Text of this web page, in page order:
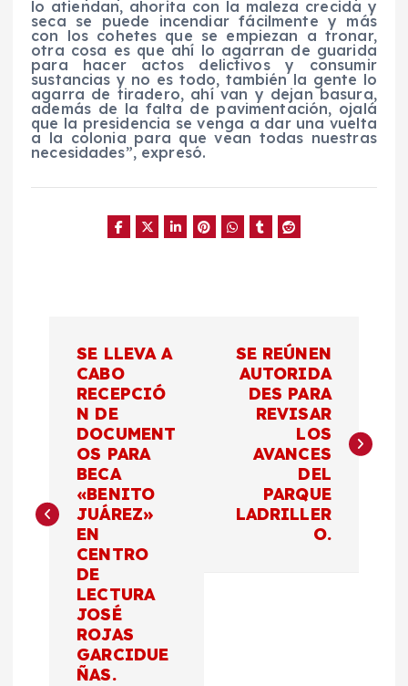
lo atiendan, ahorita con la maleza crecida y
seca se puede incendiar fácilmente y más
con los cohetes que se empiezan a tronar,
otra cosa es que ahí lo agarran de guarida
para hacer actos delictivos y consumir
sustancias y no es todo, también la gente lo
agarra de tiradero, ahí van y dejan basura,
además de la falta de pavimentación, ojalá
que la presidencia se venga a dar una vuelta
a la colonia para que vean todas nuestras
necesidades”, expresó.
g
SE LLEVA A
CABO
RECEPCIÓ
N DE
DOCUMENT
OS PARA
BECA
«BENITO
JUÁREZ»
EN
CENTRO
DE
LECTURA
JOSÉ
ROJAS
GARCIDUE
ÑAS.
SE REÚNEN
AUTORIDA
DES PARA
REVISAR
LOS
AVANCES
DEL
PARQUE
LADRILLER
O.